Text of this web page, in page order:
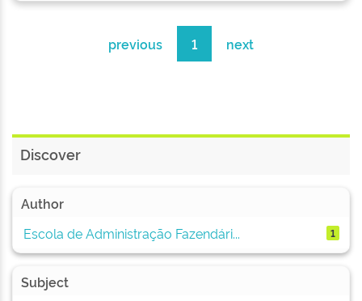
previous 1 next
Discover
Author
Escola de Administração Fazendári...
1
Subject